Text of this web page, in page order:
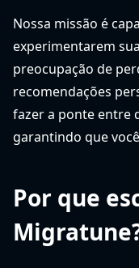
Nossa missão é
experimentarem
preocupação de
recomendações
fazer a ponte entre
garantindo que
Por que